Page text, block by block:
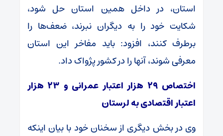
استان، در داخل همین استان حل شود،
شکایت خود را به دیگران نبرند، ضعف‌ها را
برطرف کنند، افزود: باید مفاخر این استان
معرفی شوند، آنها را در کشور پژواک داد.
اختصاص ۲۹ هزار اعتبار عمرانی و ۲۳ هزار
اعتبار اقتصادی به لرستان
وی در بخش دیگری از سخنان خود با بیان اینکه